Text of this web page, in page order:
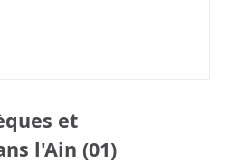
et
l'Ain (01)